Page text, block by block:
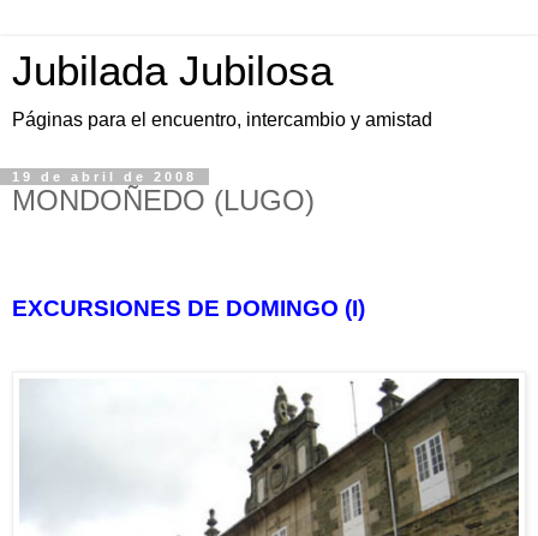
Jubilada Jubilosa
Páginas para el encuentro, intercambio y amistad
19 de abril de 2008
MONDOÑEDO (LUGO)
EXCURSIONES DE DOMINGO (I)